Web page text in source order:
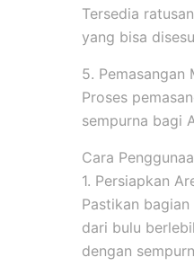
Tersedia
yang bisa
5. Pemasangan
Proses
sempurna bagi
Cara
1. Persiapkan
Pastikan
dari bulu
dengan